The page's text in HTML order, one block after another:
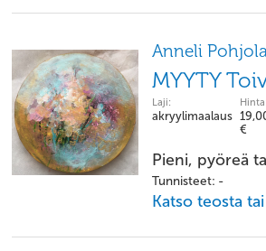
Anneli
MYYTY
Laji:
akryylimaalaus
Hinta:
€
Pieni, pyöreä
Tunnisteet: -
Katso teosta